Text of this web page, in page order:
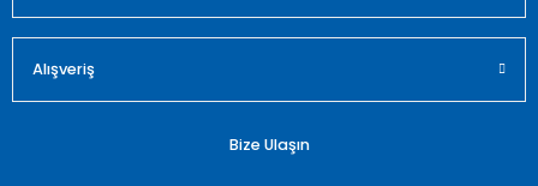
Alışveriş
Bize Ulaşın